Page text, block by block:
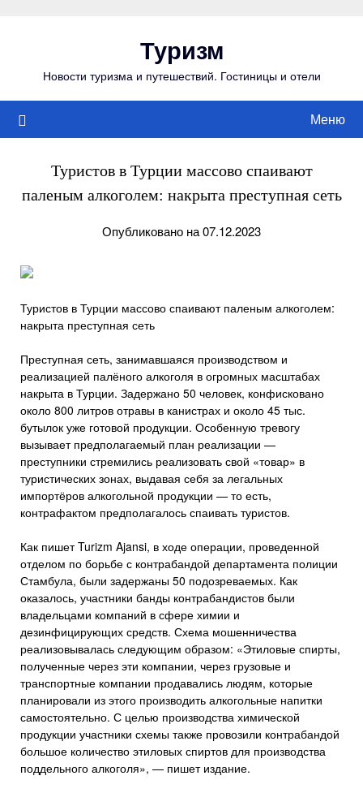
Туризм
Новости туризма и путешествий. Гостиницы и отели
Меню
Туристов в Турции массово спаивают
паленым алкоголем: накрыта преступная сеть
Опубликовано на 07.12.2023
Туристов в Турции массово спаивают паленым алкоголем:
накрыта преступная сеть
Преступная сеть, занимавшаяся производством и
реализацией палёного алкоголя в огромных масштабах
накрыта в Турции. Задержано 50 человек, конфисковано
около 800 литров отравы в канистрах и около 45 тыс.
бутылок уже готовой продукции. Особенную тревогу
вызывает предполагаемый план реализации —
преступники стремились реализовать свой «товар» в
туристических зонах, выдавая себя за легальных
импортёров алкогольной продукции — то есть,
контрафактом предполагалось спаивать туристов.
Как пишет Turizm Ajansi, в ходе операции, проведенной
отделом по борьбе с контрабандой департамента полиции
Стамбула, были задержаны 50 подозреваемых. Как
оказалось, участники банды контрабандистов были
владельцами компаний в сфере химии и
дезинфицирующих средств. Схема мошенничества
реализовывалась следующим образом: «Этиловые спирты,
полученные через эти компании, через грузовые и
транспортные компании продавались людям, которые
планировали из этого производить алкогольные напитки
самостоятельно. С целью производства химической
продукции участники схемы также провозили контрабандой
большое количество этиловых спиртов для производства
поддельного алкоголя», — пишет издание.